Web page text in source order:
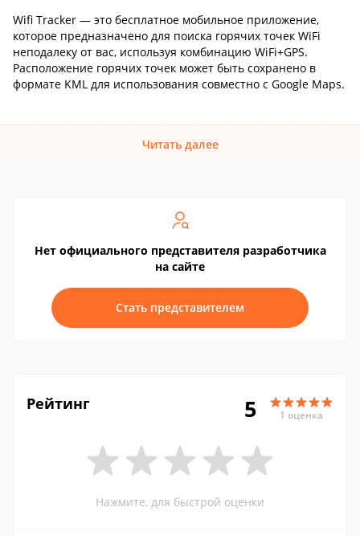
Wifi Tracker — это бесплатное мобильное приложение,
которое предназначено для поиска горячих точек WiFi
неподалеку от вас, используя комбинацию WiFi+GPS.
Расположение горячих точек может быть сохранено в
формате KML для использования совместно с Google Maps.
Читать далее
Нет официального представителя разработчика
на сайте
Стать представителем
Рейтинг 5 1 оценка
Нажмите, для быстрой оценки